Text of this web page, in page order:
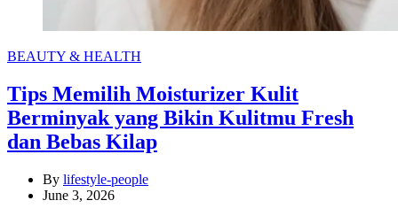
Categories
BEAUTY & HEALTH
Tips Memilih Moisturizer Kulit
Berminyak yang Bikin Kulitmu Fresh
dan Bebas Kilap
By lifestyle-people
June 3, 2026